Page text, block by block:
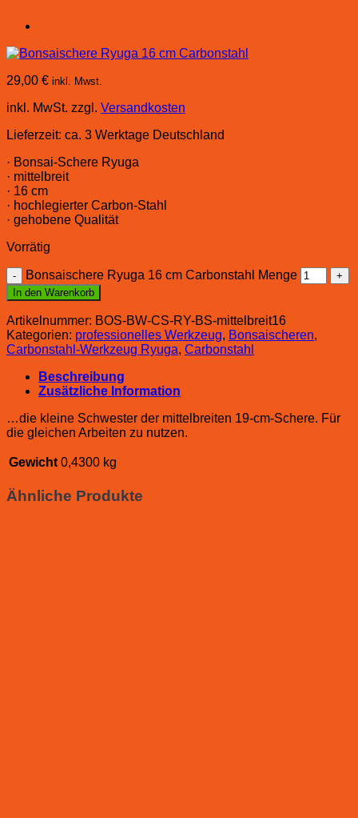
29,00 € inkl. Mwst.
inkl. MwSt. zzgl. Versandkosten
Lieferzeit: ca. 3 Werktage Deutschland
· Bonsai-Schere Ryuga
· mittelbreit
· 16 cm
· hochlegierter Carbon-Stahl
· gehobene Qualität
Vorrätig
Bonsaischere Ryuga 16 cm Carbonstahl Menge
In den Warenkorb
Artikelnummer: BOS-BW-CS-RY-BS-mittelbreit16
Kategorien: professionelles Werkzeug, Bonsaischeren,
Carbonstahl-Werkzeug Ryuga, Carbonstahl
Beschreibung
Zusätzliche Information
…die kleine Schwester der mittelbreiten 19-cm-Schere. Für
die gleichen Arbeiten zu nutzen.
Gewicht 0,4300 kg
Ähnliche Produkte